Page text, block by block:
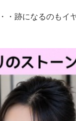
・跡になるのもイ